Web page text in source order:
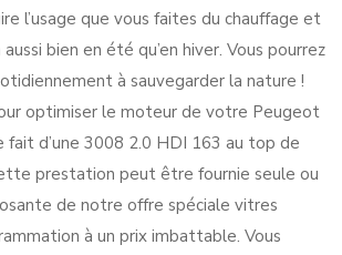
l’usage que vous faites du chauffage et
bien en été qu’en hiver. Vous pourrez
à sauvegarder la nature !
optimiser le moteur de votre Peugeot
fait d’une 3008 2.0 HDI 163 au top de
prestation peut être fournie seule ou
de notre offre spéciale vitres
à un prix imbattable. Vous